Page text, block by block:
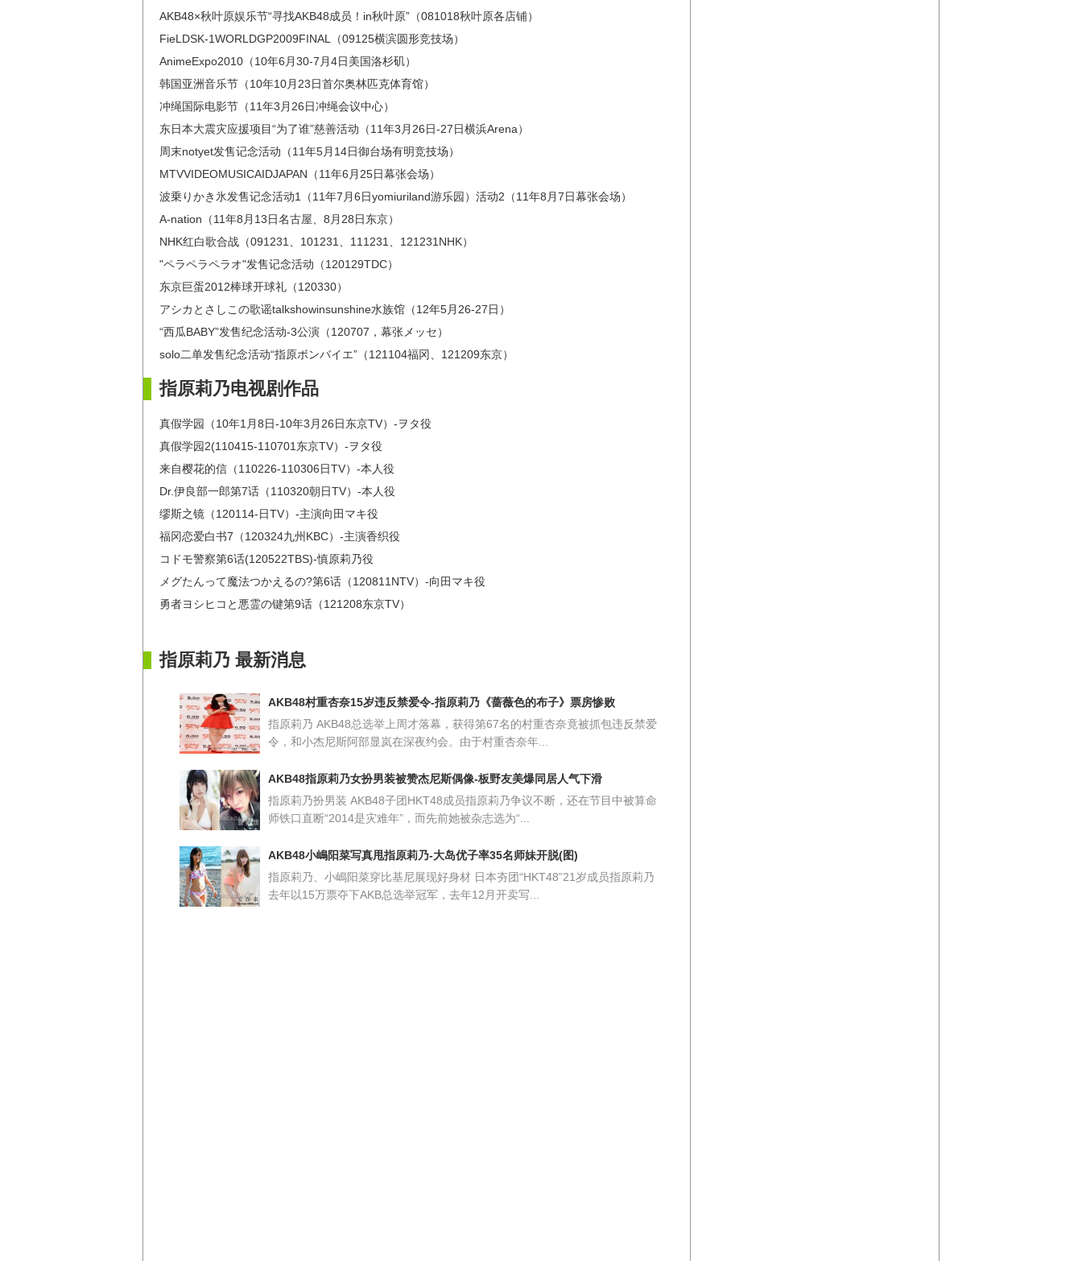
AKB48×秋叶原娱乐节“寻找AKB48成员！in秋叶原”（081018秋叶原各店铺）
FieLDSK-1WORLDGP2009FINAL（09125横滨圆形竞技场）
AnimeExpo2010（10年6月30-7月4日美国洛杉矶）
韩国亚洲音乐节（10年10月23日首尔奥林匹克体育馆）
冲绳国际电影节（11年3月26日冲绳会议中心）
东日本大震灾应援项目“为了谁”慈善活动（11年3月26日-27日横浜Arena）
周末notyet发售记念活动（11年5月14日御台场有明竞技场）
MTVVIDEOMUSICAIDJAPAN（11年6月25日幕张会场）
波乗りかき氷发售记念活动1（11年7月6日yomiuriland游乐园）活动2（11年8月7日幕张会场）
A-nation（11年8月13日名古屋、8月28日东京）
NHK红白歌合战（091231、101231、111231、121231NHK）
"ペラペラペラオ"发售记念活动（120129TDC）
东京巨蛋2012棒球开球礼（120330）
アシカとさしこの歌谣talkshowinsunshine水族馆（12年5月26-27日）
“西瓜BABY”发售纪念活动-3公演（120707，幕张メッセ）
solo二单发售纪念活动“指原ボンバイエ”（121104福冈、121209东京）
指原莉乃电视剧作品
真假学园（10年1月8日-10年3月26日东京TV）-ヲタ役
真假学园2(110415-110701东京TV）-ヲタ役
来自樱花的信（110226-110306日TV）-本人役
Dr.伊良部一郎第7话（110320朝日TV）-本人役
缪斯之镜（120114-日TV）-主演向田マキ役
福冈恋爱白书7（120324九州KBC）-主演香织役
コドモ警察第6话(120522TBS)-慎原莉乃役
メグたんって魔法つかえるの?第6话（120811NTV）-向田マキ役
勇者ヨシヒコと悪霊の键第9话（121208东京TV）
指原莉乃 最新消息
AKB48村重杏奈15岁违反禁爱令-指原莉乃《蔷薇色的布子》票房惨败
指原莉乃 AKB48总选举上周才落幕，获得第67名的村重杏奈竟被抓包违反禁爱
令，和小杰尼斯阿部显岚在深夜约会。由于村重杏奈年...
AKB48指原莉乃女扮男装被赞杰尼斯偶像-板野友美爆同居人气下滑
指原莉乃扮男装 AKB48子团HKT48成员指原莉乃争议不断，还在节目中被算命
师铁口直断“2014是灾难年”，而先前她被杂志选为“...
AKB48小嶋阳菜写真甩指原莉乃-大岛优子率35名师妹开脱(图)
指原莉乃、小嶋阳菜穿比基尼展现好身材 日本夯团“HKT48”21岁成员指原莉乃
去年以15万票夺下AKB总选举冠军，去年12月开卖写...